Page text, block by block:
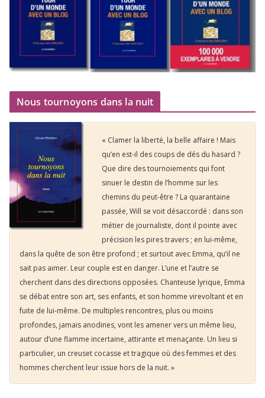
Nous tournoyons dans la nuit
« Clamer la liberté, la belle affaire ! Mais
qu’en est-il des coups de dés du hasard ?
Que dire des tournoiements qui font
sinuer le destin de l’homme sur les
chemins du peut-être ? La quarantaine
passée, Will se voit désaccordé : dans son
métier de journaliste, dont il pointe avec
précision les pires travers ; en lui-même,
dans la quête de son être profond ; et surtout avec Emma, qu’il ne
sait pas aimer. Leur couple est en danger. L’une et l’autre se
cherchent dans des directions opposées. Chanteuse lyrique, Emma
se débat entre son art, ses enfants, et son homme virevoltant et en
fuite de lui-même. De multiples rencontres, plus ou moins
profondes, jamais anodines, vont les amener vers un même lieu,
autour d’une flamme incertaine, attirante et menaçante. Un lieu si
particulier, un creuset cocasse et tragique où des femmes et des
hommes cherchent leur issue hors de la nuit. »